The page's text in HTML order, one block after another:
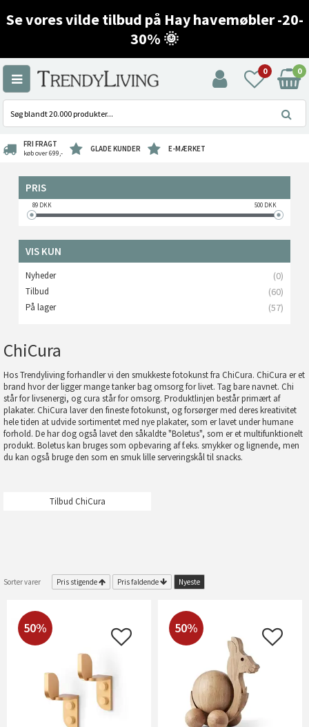
Se vores vilde tilbud på Hay havemøbler -20-
30% 🌞
0 0
FRI FRAGT
køb over 699,- GLADE KUNDER E-MÆRKET
PRIS
89DKK 500DKK
VIS KUN
Nyheder (0)
Tilbud (60)
På lager (57)
ChiCura
Hos Trendyliving forhandler vi den smukkeste fotokunst fra ChiCura. ChiCura er et
brand hvor der ligger mange tanker bag omsorg for livet. Tag bare navnet. Chi
står for livsenergi, og cura står for omsorg. Produktlinjen består primært af
plakater. ChiCura laver den fineste fotokunst, og forsørger med deres kreativitet
hele tiden at udvide sortimentet med nye plakater, som er lavet under humane
forhold. De har dog også lavet den såkaldte "Boletus", som er et multifunktionelt
produkt. Boletus kan bruges som opbevaring af f.eks. smykker og lignende, men
du kan også bruge den som en smuk lille serveringskål til snacks.
Tilbud ChiCura
Sorter varer Pris stigende Pris faldende Nyeste
50% 50%